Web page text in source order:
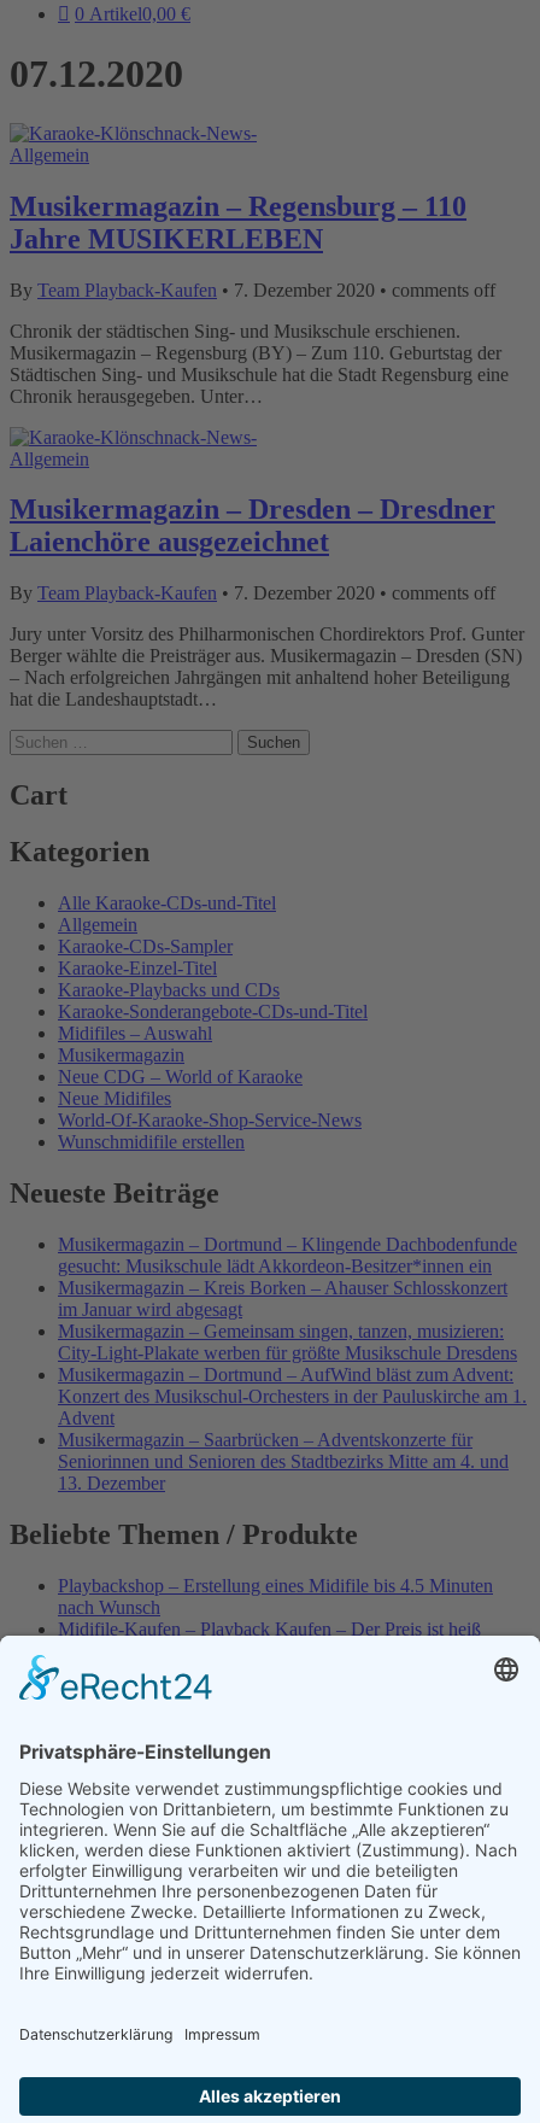
0 Artikel0,00 €
07.12.2020
Allgemein
Musikermagazin – Regensburg – 110
Jahre MUSIKERLEBEN
By Team Playback-Kaufen • 7. Dezember 2020 • comments off
Chronik der städtischen Sing- und Musikschule erschienen.
Musikermagazin – Regensburg (BY) – Zum 110. Geburtstag der
Städtischen Sing- und Musikschule hat die Stadt Regensburg eine
Chronik herausgegeben. Unter…
Allgemein
Musikermagazin – Dresden – Dresdner
Laienchöre ausgezeichnet
By Team Playback-Kaufen • 7. Dezember 2020 • comments off
Jury unter Vorsitz des Philharmonischen Chordirektors Prof. Gunter
Berger wählte die Preisträger aus. Musikermagazin – Dresden (SN)
– Nach erfolgreichen Jahrgängen mit anhaltend hoher Beteiligung
hat die Landeshauptstadt…
Suchen
nach:
Cart
Kategorien
Alle Karaoke-CDs-und-Titel
Allgemein
Karaoke-CDs-Sampler
Karaoke-Einzel-Titel
Karaoke-Playbacks und CDs
Karaoke-Sonderangebote-CDs-und-Titel
Midifiles – Auswahl
Musikermagazin
Neue CDG – World of Karaoke
Neue Midifiles
World-Of-Karaoke-Shop-Service-News
Wunschmidifile erstellen
Neueste Beiträge
Musikermagazin – Dortmund – Klingende Dachbodenfunde
gesucht: Musikschule lädt Akkordeon-Besitzer*innen ein
Musikermagazin – Kreis Borken – Ahauser Schlosskonzert
im Januar wird abgesagt
Musikermagazin – Gemeinsam singen, tanzen, musizieren:
City-Light-Plakate werben für größte Musikschule Dresdens
Musikermagazin – Dortmund – AufWind bläst zum Advent:
Konzert des Musikschul-Orchesters in der Pauluskirche am 1.
Advent
Musikermagazin – Saarbrücken – Adventskonzerte für
Seniorinnen und Senioren des Stadtbezirks Mitte am 4. und
13. Dezember
Beliebte Themen / Produkte
Playbackshop – Erstellung eines Midifile bis 4.5 Minuten
nach Wunsch
Midifile-Kaufen – Playback Kaufen – Der Preis ist heiß
Spezial – Karnevals-Plackbacks kaufen
World-of-Karaoke – Midifiles kaufen – Ich baue Dein
Playbackshop – Erstellung eines Wunschmidifile bis 3.5
Minuten
10 Spanische All-TIME Sommerhits als Karaoke-Playbacks –
Absolute Klassiker
Playbackshop – Erstellung eines Wunschmidifile bis 3.0
Minuten
Dein AKTUELLER Warenkorb
Versandkosten
Widerruf
Shop-AGB
Umwelt
Impressum